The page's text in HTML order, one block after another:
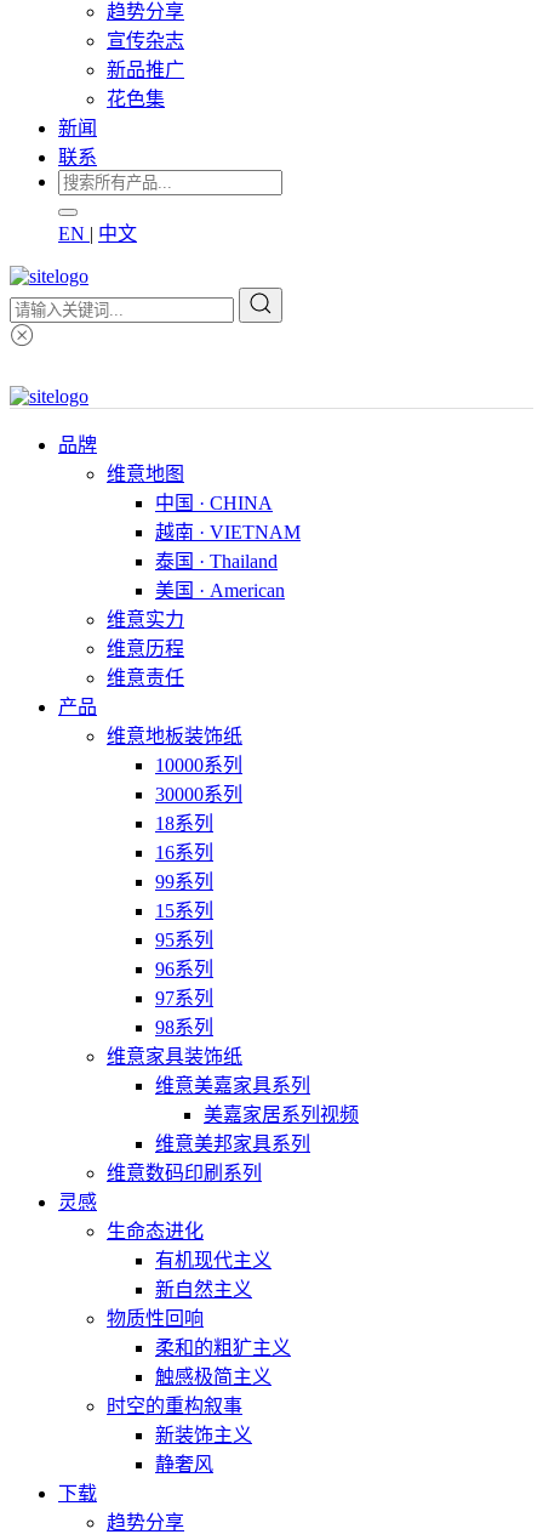
趋势分享
宣传杂志
新品推广
花色集
新闻
联系
EN | 中文
品牌
维意地图
中国 · CHINA
越南 · VIETNAM
泰国 · Thailand
美国 · American
维意实力
维意历程
维意责任
产品
维意地板装饰纸
10000系列
30000系列
18系列
16系列
99系列
15系列
95系列
96系列
97系列
98系列
维意家具装饰纸
维意美嘉家具系列
美嘉家居系列视频
维意美邦家具系列
维意数码印刷系列
灵感
生命态进化
有机现代主义
新自然主义
物质性回响
柔和的粗犷主义
触感极简主义
时空的重构叙事
新装饰主义
静奢风
下载
趋势分享